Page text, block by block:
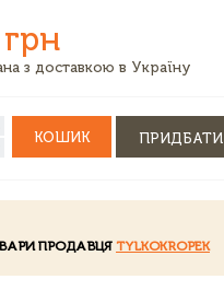
грн
з доставкою в Україну
КОШИК ПРИДБАТИ
ПРОДАВЦЯ TYLKOKROPEK